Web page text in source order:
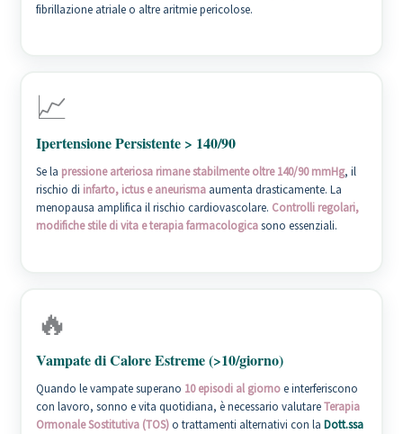
fibrillazione atriale o altre aritmie pericolose.
📈
Ipertensione Persistente > 140/90
Se la pressione arteriosa rimane stabilmente oltre 140/90 mmHg, il
rischio di infarto, ictus e aneurisma aumenta drasticamente. La
menopausa amplifica il rischio cardiovascolare. Controlli regolari,
modifiche stile di vita e terapia farmacologicasono essenziali.
🔥
Vampate di Calore Estreme (>10/giorno)
Quando le vampate superano 10 episodi al giornoe interferiscono
con lavoro, sonno e vita quotidiana, è necessario valutareTerapia
Ormonale Sostitutiva (TOS)o trattamenti alternativi con la Dott.ssa